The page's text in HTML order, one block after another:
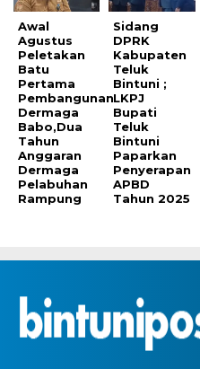
Awal
Agustus
Peletakan
Batu
Pertama
Pembangunan
Dermaga
Babo,Dua
Tahun
Anggaran
Dermaga
Pelabuhan
Rampung
Sidang
DPRK
Kabupaten
Teluk
Bintuni ;
LKPJ
Bupati
Teluk
Bintuni
Paparkan
Penyerapan
APBD
Tahun 2025